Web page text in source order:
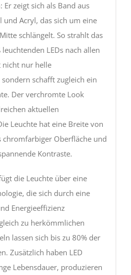
zeigt sich als Band aus
Acryl, das sich um eine
schlängelt. So strahlt das
LEDs nach allen
nicht nur helle
schafft zugleich ein
Der verchromte Look
aktuellen
Leuchte hat eine Breite von
chromfarbiger Oberfläche und
Kontraste.
die Leuchte über eine
die sich durch eine
Energieeffizienz
zu herkömmlichen
lassen sich bis zu 80% der
Zusätzlich haben LED
Lebensdauer, produzieren